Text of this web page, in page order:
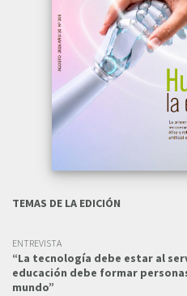
TEMAS DE LA EDICIÓN
ENTREVISTA
“La tecnología debe estar al
educación debe formar
mundo”